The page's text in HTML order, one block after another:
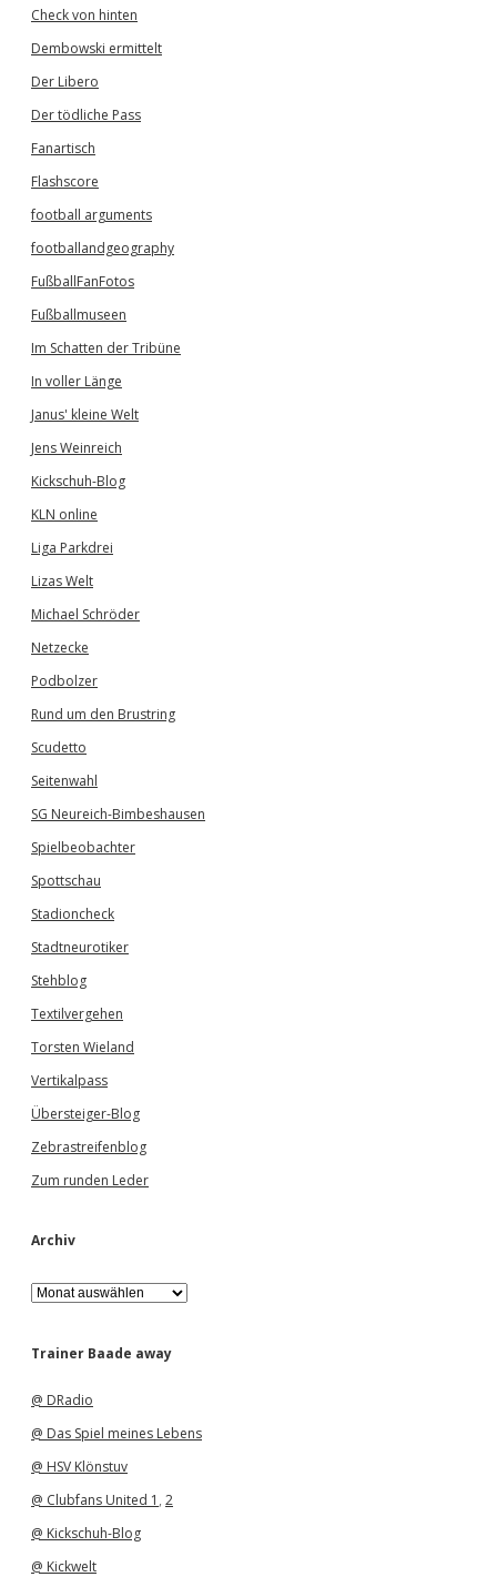
Check von hinten
Dembowski ermittelt
Der Libero
Der tödliche Pass
Fanartisch
Flashscore
football arguments
footballandgeography
FußballFanFotos
Fußballmuseen
Im Schatten der Tribüne
In voller Länge
Janus' kleine Welt
Jens Weinreich
Kickschuh-Blog
KLN online
Liga Parkdrei
Lizas Welt
Michael Schröder
Netzecke
Podbolzer
Rund um den Brustring
Scudetto
Seitenwahl
SG Neureich-Bimbeshausen
Spielbeobachter
Spottschau
Stadioncheck
Stadtneurotiker
Stehblog
Textilvergehen
Torsten Wieland
Vertikalpass
Übersteiger-Blog
Zebrastreifenblog
Zum runden Leder
Archiv
A
r
h
Trainer Baade away
@ DRadio
@ Das Spiel meines Lebens
@ HSV Klönstuv
@ Clubfans United 1 , 2
@ Kickschuh-Blog
@ Kickwelt